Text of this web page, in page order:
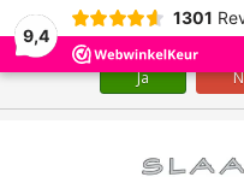
9,4
1301
Wij slaan cookies op om
Ja